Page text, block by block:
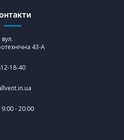
вул.
43-А
18-40
9:00 - 20:00